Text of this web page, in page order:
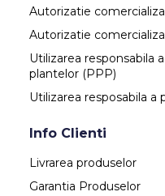
Autorizatie
Autorizatie
Utilizarea responsabila
plantelor (PPP)
Utilizarea resposabila a
Info Clienti
Livrarea produselor
Garantia Produselor